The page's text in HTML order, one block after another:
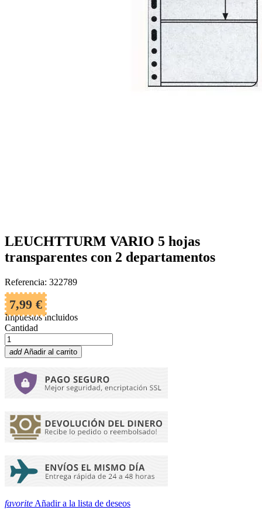
LEUCHTTURM VARIO 5 hojas
transparentes con 2 departamentos
Referencia: 322789
7,99 €
Impuestos incluidos
Cantidad
add Añadir al carrito
favorite Añadir a la lista de deseos